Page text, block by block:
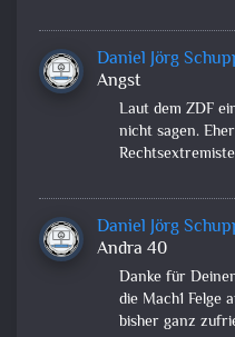
Daniel Jörg
Angst
Laut dem ZDF
nicht sagen.
Daniel Jörg
Andra 40
Danke für
die Mach1 Felge
bisher ganz